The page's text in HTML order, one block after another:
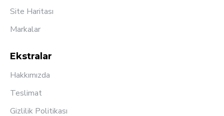
Site Haritası
Markalar
Ekstralar
Hakkımızda
Teslimat
Gizlilik Politikası